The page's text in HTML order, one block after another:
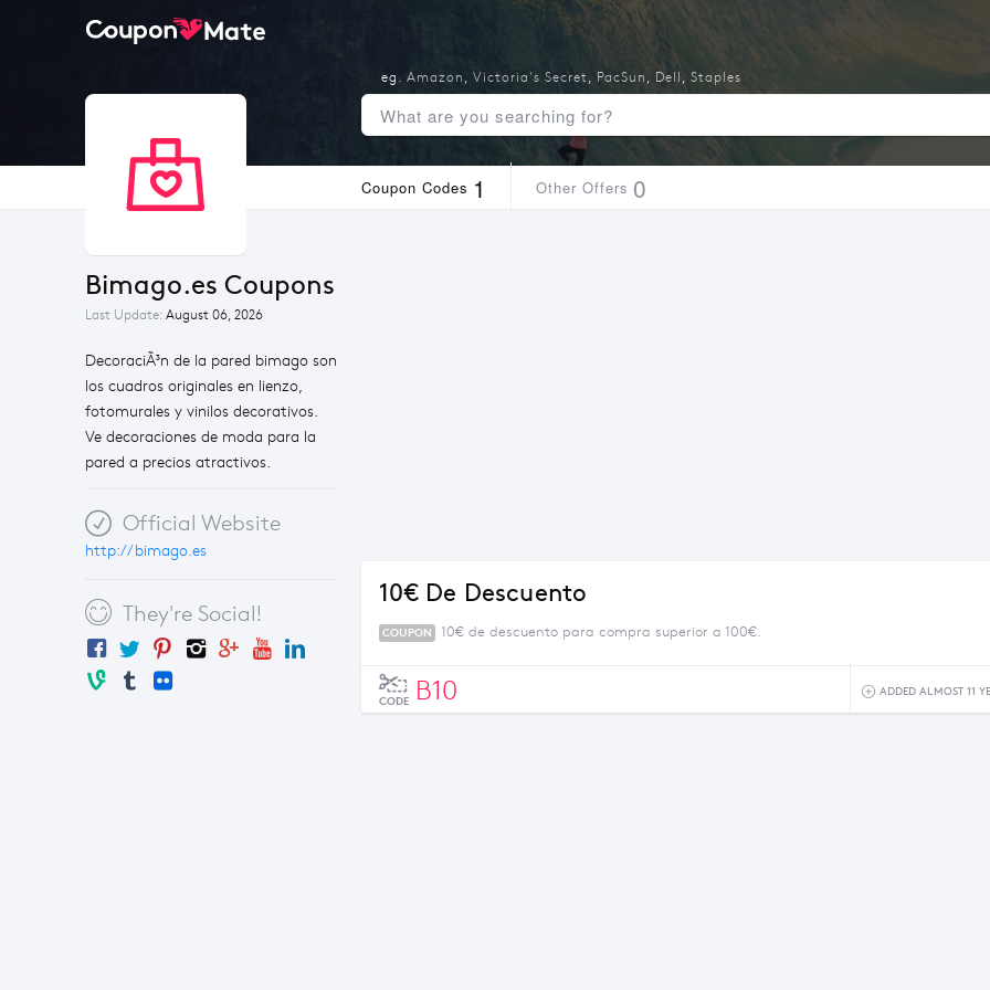
Coupon Codes 1 Other Offers 0
Bimago.es Coupons
Last Update: August 06, 2026
DecoraciÃ³n de la pared bimago son
los cuadros originales en lienzo,
fotomurales y vinilos decorativos.
Ve decoraciones de moda para la
pared a precios atractivos.
Official Website
http://bimago.es
They're Social!
eg. Amazon , Victoria's Secret, PacSun , Dell , Staples
10€ De Descuento
COUPON 10€ de descuento para compra superior a 100€.
CODE B10 ADDED ALMOST 11